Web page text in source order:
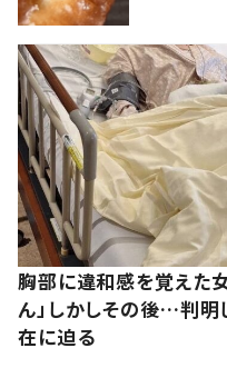
胸部に違和感を覚えた
ん」しかしその後…判明
在に迫る